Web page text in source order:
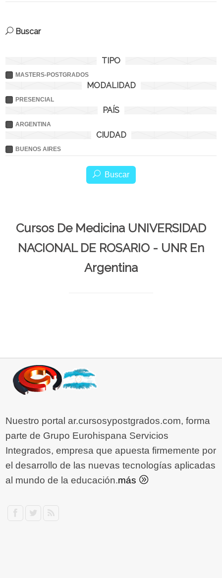
Buscar
TIPO
MASTERS-POSTGRADOS
MODALIDAD
PRESENCIAL
PAÍS
ARGENTINA
CIUDAD
BUENOS AIRES
Buscar
Cursos De Medicina UNIVERSIDAD
NACIONAL DE ROSARIO - UNR En
Argentina
Nuestro portal ar.cursosypostgrados.com, forma
parte de Grupo Eurohispana Servicios
Integrados, empresa que apuesta firmemente por
el desarrollo de las nuevas tecnologías aplicadas
al mundo de la educación.más